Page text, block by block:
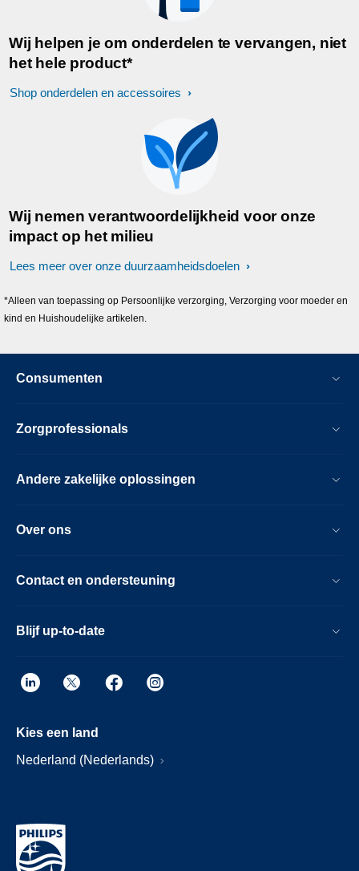
Wij helpen je om onderdelen te vervangen, niet
het hele product*
Shop onderdelen en accessoires
Wij nemen verantwoordelijkheid voor onze
impact op het milieu
Lees meer over onze duurzaamheidsdoelen
*Alleen van toepassing op Persoonlijke verzorging, Verzorging voor moeder en
kind en Huishoudelijke artikelen.
Consumenten
Zorgprofessionals
Andere zakelijke oplossingen
Over ons
Contact en ondersteuning
Blijf up-to-date
Kies een land
Nederland (Nederlands)